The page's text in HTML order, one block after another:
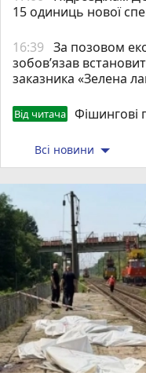
15 одиниць нової
16:39 За позовом
зобов’язав
заказника «Зелена
Від читача Фішингові
Всі новини